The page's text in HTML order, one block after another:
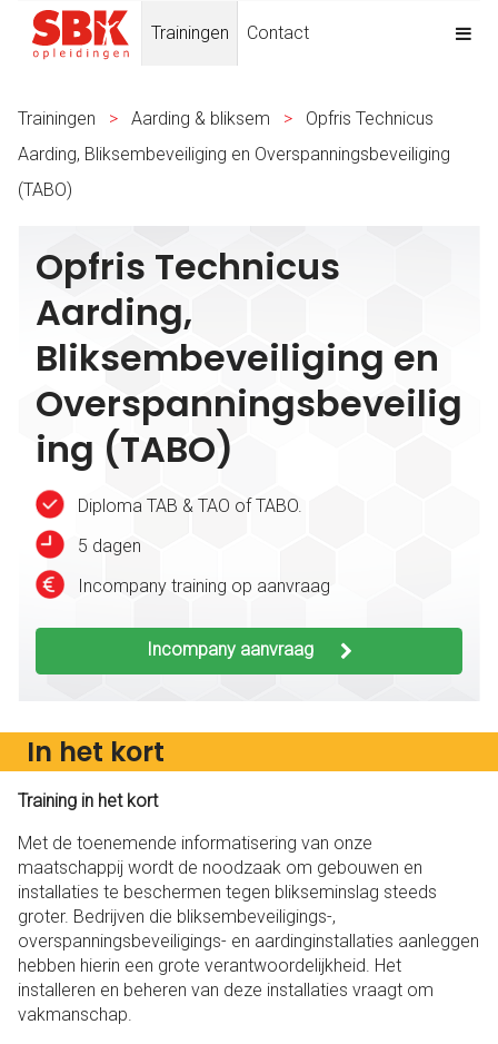
Trainingen Contact
Trainingen > Aarding & bliksem >
Opfris Technicus
Aarding, Bliksembeveiliging en Overspanningsbeveiliging
(TABO)
Opfris Technicus
Aarding,
Bliksembeveiliging en
Overspanningsbeveilig
ing (TABO)
Diploma TAB & TAO of TABO.
5 dagen
Incompany training op aanvraag
Incompany aanvraag
In het kort
Training in het kort
Met de toenemende informatisering van onze
maatschappij wordt de noodzaak om gebouwen en
installaties te beschermen tegen blikseminslag steeds
groter. Bedrijven die bliksembeveiligings-,
overspanningsbeveiligings- en aardinginstallaties aanleggen
hebben hierin een grote verantwoordelijkheid. Het
installeren en beheren van deze installaties vraagt om
vakmanschap.